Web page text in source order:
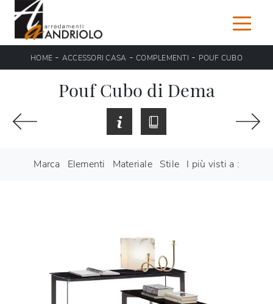
HOME - ACCESSORI CASA -COMPLEMENTI - POUF CUBO
Pouf Cubo di Dema
Marca Elementi Materiale Stile I più visti a :